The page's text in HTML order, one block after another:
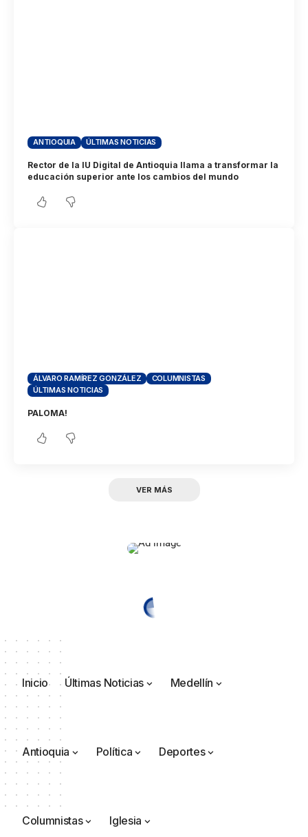
ANTIOQUIA ÚLTIMAS NOTICIAS
Rector de la IU Digital de Antioquia llama a transformar la
educación superior ante los cambios del mundo
ÁLVARO RAMÍREZ GONZÁLEZ
COLUMNISTAS
ÚLTIMAS NOTICIAS
PALOMA!
VER MÁS
Inicio Últimas Noticias Medellín
Antioquia Política Deportes
Columnistas Iglesia